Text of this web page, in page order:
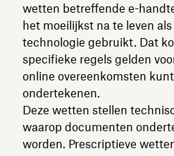
wetten betreffende e-
het moeilijkst na te leven
technologie gebruikt. Dat
specifieke regels gelden
online overeenkomsten
ondertekenen.
Deze wetten stellen
waarop documenten
worden. Prescriptieve